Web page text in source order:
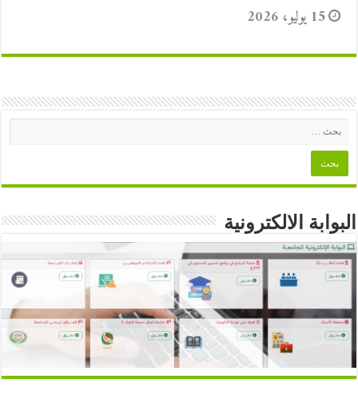
15 يوليو، 2026
البوابة الالكترونية